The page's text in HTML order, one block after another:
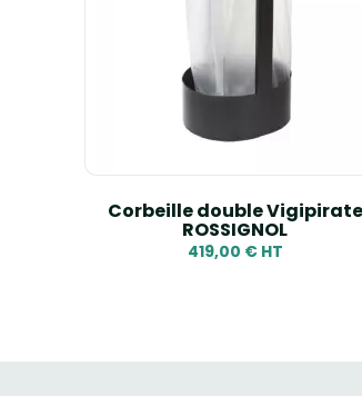
Corbeille double Vigipirate
ROSSIGNOL
419,00 € HT